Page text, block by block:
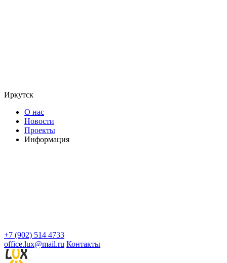
Иркутск
О нас
Новости
Проекты
Информация
+7 (902) 514 4733
office.lux@mail.ru Контакты